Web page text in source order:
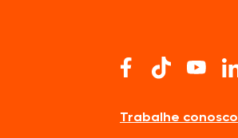
Trabalhe conosco